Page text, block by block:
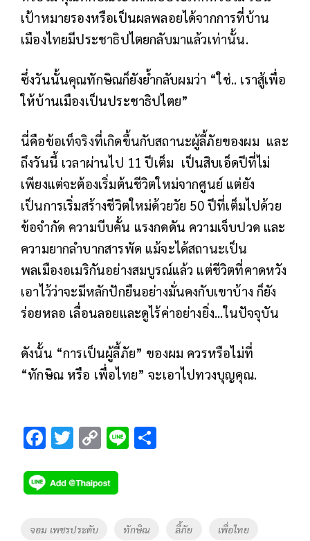
เป้าหมายรองหรือเป็นผลพลอยได้จากการที่บ้าน
เมืองไทยมีประชาธิปไตยกลับมาแล้วเท่านั้น.
ซึ่งวันนั้นคุณทักษิณก็ยังย้ำกลับผมว่า “ใช่.. เราสู้เพื่อ
ให้บ้านเมืองเป็นประชาธิปไตย”
นี่คือข้อเท็จริงที่เกิดขึ้นกับสถานะผู้ลี้ภัยของผม และ
ถึงวันนี้ เวลาผ่านไป 11 ปีเต็ม เป็นสิบเอ็ดปีที่ไม่
เพียงแต่จะต้องเริ่มต้นชีวิตใหม่จากศูนย์ แต่ยัง
เป็นการเริ่มสร้างชีวิตใหม่ด้วยวัย 50 ปีที่เต็มไปด้วย
ข้อจำกัด ความบีบคั้น แรงกดดัน ความเจ็บปวด และ
ความยากลำบากสารพัด แม้จะได้สถานะเป็น
พลเมืองอเมริกันอย่างสมบูรณ์แล้ว แต่ชีวิตที่คาดหวัง
เอาไว้ว่าจะมีหลักปักยืนอย่างมั่นคงกับเขาบ้าง ก็ยัง
ร่อยหลอ เลื่อนลอยและดูไร้ค่าอย่างยิ่ง...ในปัจจุบัน
ดังนั้น “การเป็นผู้ลี้ภัย” ของผม ควรหรือไม่ที่
“ทักษิณ หรือ เพื่อไทย” จะเอาไปทวงบุญคุณ.
F
e
b
o
T
tt
er
C
p
y
Li
Tags
จอม เพชรประดับ ทักษิณ ลี้ภัย เพื่อไทย